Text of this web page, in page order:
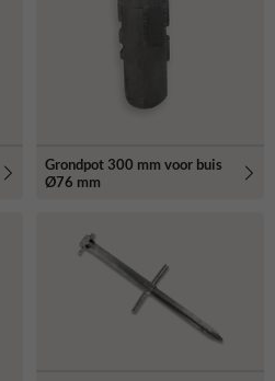
Grondpot 300 mm voor buis
Ø76 mm